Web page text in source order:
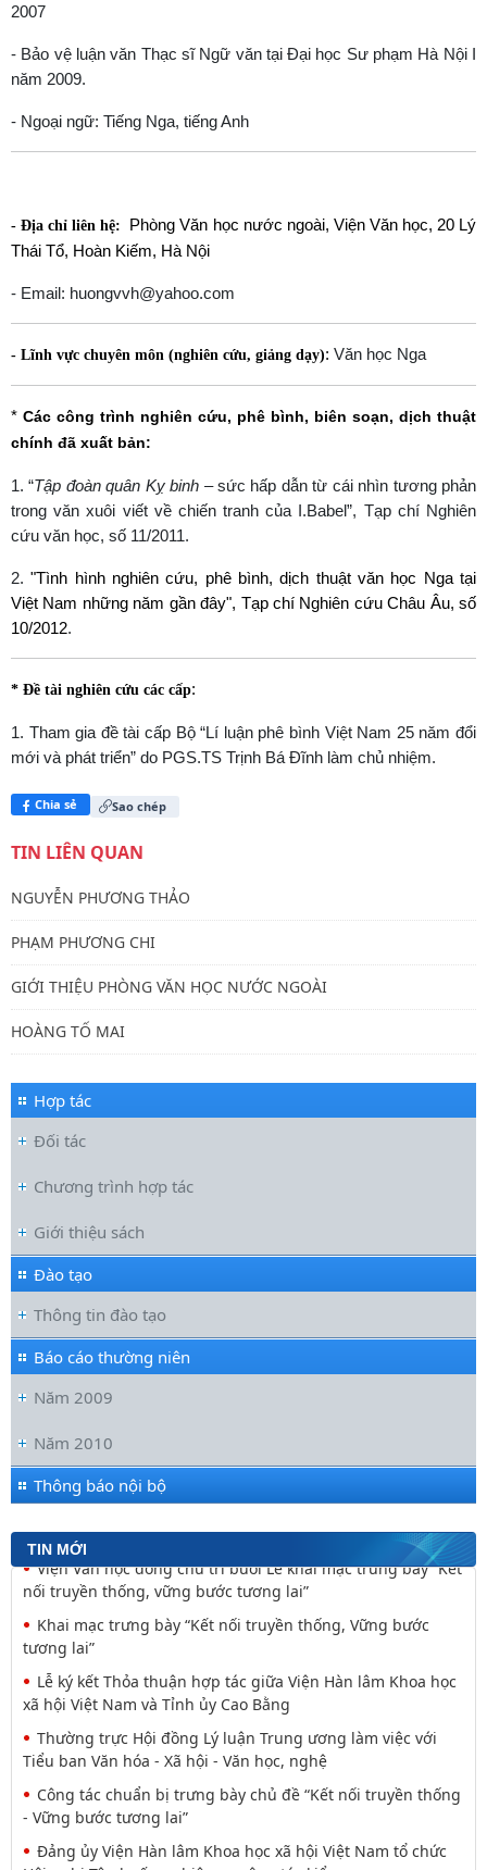
2007
- Bảo vệ luận văn Thạc sĩ Ngữ văn tại Đại học Sư phạm Hà Nội I
năm 2009.
- Ngoại ngữ: Tiếng Nga, tiếng Anh
- Địa chỉ liên hệ:
Phòng Văn học nước ngoài, Viện Văn học, 20 Lý
Thái Tổ, Hoàn Kiếm, Hà Nội
- Email: huongvvh@yahoo.com
- Lĩnh vực chuyên môn (nghiên cứu, giảng dạy): Văn học Nga
* Các công trình nghiên cứu, phê bình, biên soạn, dịch thuật
chính đã xuất bản:
1. “Tập đoàn quân Kỵ binh – sức hấp dẫn từ cái nhìn tương phản
trong văn xuôi viết về chiến tranh của I.Babel”, Tạp chí Nghiên
cứu văn học, số 11/2011.
2."Tình hình nghiên cứu, phê bình, dịch thuật văn học Nga tại
Việt Nam những năm gần đây", Tạp chí Nghiên cứu Châu Âu, số
10/2012.
* Đề tài nghiên cứu các cấp:
1. Tham gia đề tài cấp Bộ “Lí luận phê bình Việt Nam 25 năm đổi
mới và phát triển” do PGS.TS Trịnh Bá Đĩnh làm chủ nhiệm.
Chia sẻ Sao chép
TIN LIÊN QUAN
NGUYỄN PHƯƠNG THẢO
PHẠM PHƯƠNG CHI
GIỚI THIỆU PHÒNG VĂN HỌC NƯỚC NGOÀI
HOÀNG TỐ MAI
Hợp tác
Đối tác
Chương trình hợp tác
Giới thiệu sách
Đào tạo
Thông tin đào tạo
Báo cáo thường niên
Năm 2009
Năm 2010
Thông báo nội bộ
TIN MỚI
Đối thoại ICWA – VASS lần thứ 6: Thúc đẩy quan hệ Đối tác
Viện Hàn lâm Khoa học xã hội Việt Nam và Học viện Chính
trị và Hành chính quốc gia Lào ký Thỏa
nguyên tắc tâm linh (Một khía cạnh của mã văn hóa
Viện Văn học đồng chủ trì buổi Lễ khai mạc trưng bày “Kết
nối truyền thống, vững bước tương lai”
Khai mạc trưng bày “Kết nối truyền thống, Vững bước
tương lai”
Lễ ký kết Thỏa thuận hợp tác giữa Viện Hàn lâm Khoa học
xã hội Việt Nam và Tỉnh ủy Cao Bằng
Thường trực Hội đồng Lý luận Trung ương làm việc với
Tiểu ban Văn hóa - Xã hội - Văn học, nghệ
Công tác chuẩn bị trưng bày chủ đề “Kết nối truyền thống
- Vững bước tương lai”
Đảng ủy Viện Hàn lâm Khoa học xã hội Việt Nam tổ chức